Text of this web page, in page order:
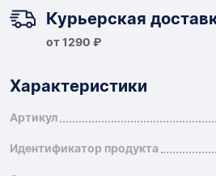
Курьерская
от 1290 ₽
Характеристики
Артикул
Идентификатор продукта